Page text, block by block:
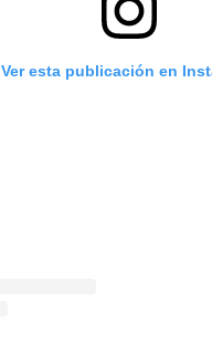
Ver esta publicación en